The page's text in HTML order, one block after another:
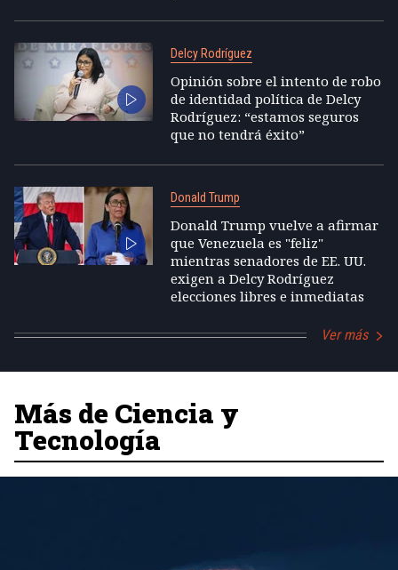
Delcy Rodríguez
Opinión sobre el intento de robo
de identidad política de Delcy
Rodríguez: “estamos seguros
que no tendrá éxito”
Donald Trump
Donald Trump vuelve a afirmar
que Venezuela es "feliz"
mientras senadores de EE. UU.
exigen a Delcy Rodríguez
elecciones libres e inmediatas
Ver más
Más de Ciencia y
Tecnología